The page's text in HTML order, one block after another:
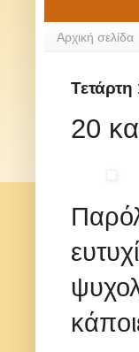
Αρχική σελίδα
20